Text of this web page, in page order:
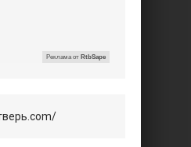
Реклама от RtbSape